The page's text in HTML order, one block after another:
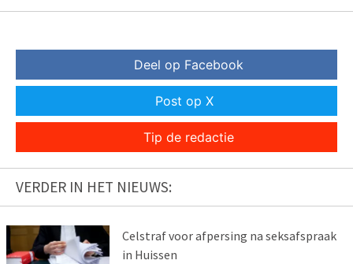
Deel op Facebook
Post op X
Tip de redactie
VERDER IN HET NIEUWS:
Celstraf voor afpersing na seksafspraak
in Huissen